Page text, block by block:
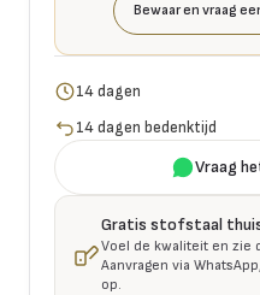
Bewaar en vraag
14 dagen
14 dagen bedenktijd
Vraag
Gratis stofstaal
Voel de kwaliteit en zie
Aanvragen via
op.